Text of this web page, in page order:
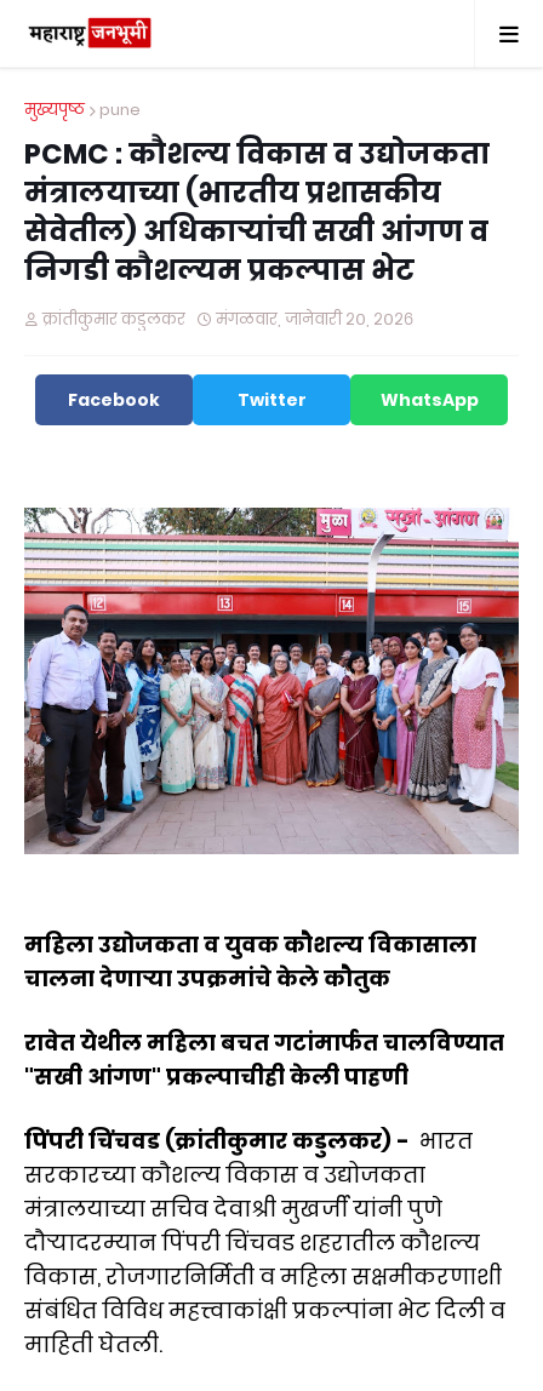
मुख्यपृष्ठ pune
PCMC : कौशल्य विकास व उद्योजकता
मंत्रालयाच्या (भारतीय प्रशासकीय
सेवेतील) अधिकाऱ्यांची सखी आंगण व
निगडी कौशल्यम प्रकल्पास भेट
क्रांतीकुमार कडुलकर मंगळवार, जानेवारी २०, २०२६
Facebook Twitter WhatsApp
महिला उद्योजकता व युवक कौशल्य विकासाला
चालना देणाऱ्या उपक्रमांचे केले कौतुक
रावेत येथील महिला बचत गटांमार्फत चालविण्यात
"सखी आंगण" प्रकल्पाचीही केली पाहणी
पिंपरी चिंचवड (क्रांतीकुमार कडुलकर) - भारत
सरकारच्या कौशल्य विकास व उद्योजकता
मंत्रालयाच्या सचिव देवाश्री मुखर्जी यांनी पुणे
दौऱ्यादरम्यान पिंपरी चिंचवड शहरातील कौशल्य
विकास, रोजगारनिर्मिती व महिला सक्षमीकरणाशी
संबंधित विविध महत्त्वाकांक्षी प्रकल्पांना भेट दिली व
माहिती घेतली.